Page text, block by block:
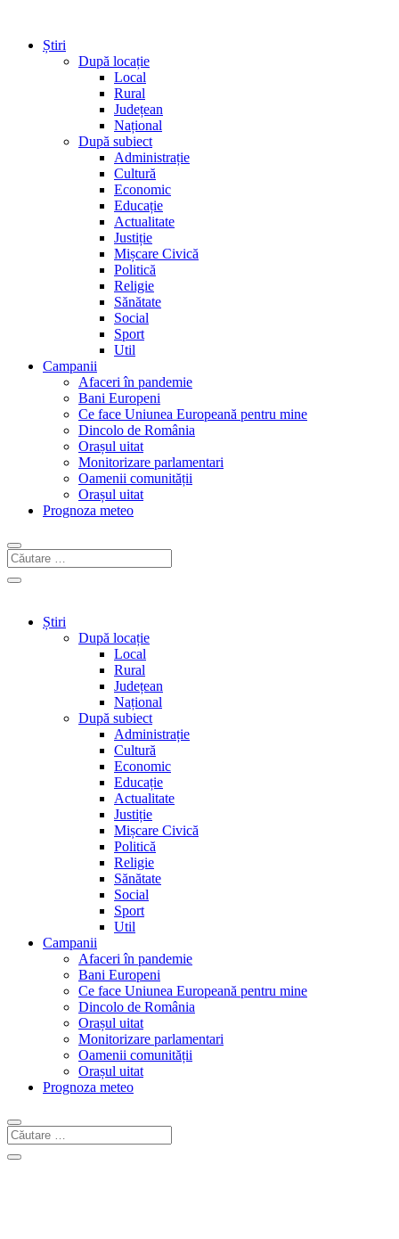
Știri
După locație
Local
Rural
Județean
Național
După subiect
Administrație
Cultură
Economic
Educație
Actualitate
Justiție
Mișcare Civică
Politică
Religie
Sănătate
Social
Sport
Util
Campanii
Afaceri în pandemie
Bani Europeni
Ce face Uniunea Europeană pentru mine
Dincolo de România
Orașul uitat
Monitorizare parlamentari
Oamenii comunității
Orașul uitat
Prognoza meteo
Știri
După locație
Local
Rural
Județean
Național
După subiect
Administrație
Cultură
Economic
Educație
Actualitate
Justiție
Mișcare Civică
Politică
Religie
Sănătate
Social
Sport
Util
Campanii
Afaceri în pandemie
Bani Europeni
Ce face Uniunea Europeană pentru mine
Dincolo de România
Orașul uitat
Monitorizare parlamentari
Oamenii comunității
Orașul uitat
Prognoza meteo